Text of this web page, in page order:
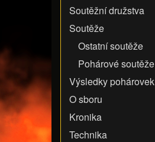
Soutěžní družstva
Soutěže
Ostatní soutěže
Pohárové soutěže
Výsledky pohárovek
O sboru
Kronika
Technika